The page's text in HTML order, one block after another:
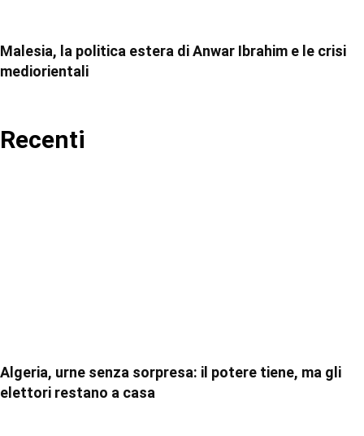
Malesia, la politica estera di Anwar Ibrahim e le crisi
mediorientali
Recenti
Algeria, urne senza sorpresa: il potere tiene, ma gli
elettori restano a casa